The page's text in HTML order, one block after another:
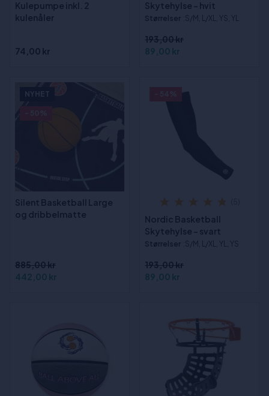
Kulepumpe inkl. 2
kulenåler
74,00 kr
Skytehylse - hvit
Størrelser :S/M, L/XL, YS, YL
193,00 kr
89,00 kr
NYHET
Silent Basketball Large
og dribbelmatte
885,00 kr
442,00 kr
Nordic Basketball
Skytehylse - svart
Størrelser :S/M, L/XL, YL, YS
193,00 kr
89,00 kr